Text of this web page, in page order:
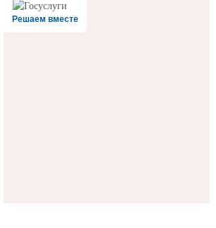
Решаем вместе